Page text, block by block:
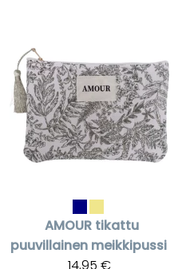
AMOUR tikattu
puuvillainen meikkipussi